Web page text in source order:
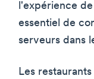
l'expérience
essentiel de
serveurs dans
Les